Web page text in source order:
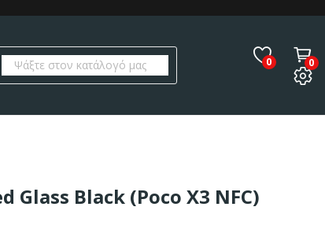
0 0
Glass Black (Poco X3 NFC)